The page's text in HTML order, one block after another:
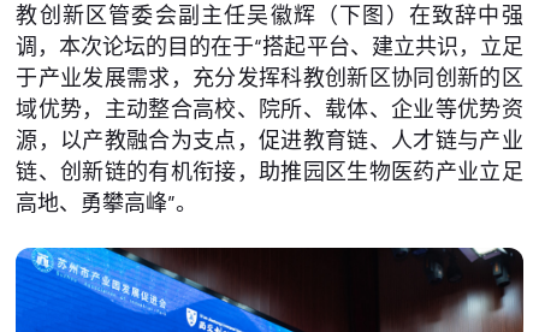
教创新区管委会副主任吴徽辉（下图）在致辞中强
调，本次论坛的目的在于“搭起平台、建立共识，立足
于产业发展需求，充分发挥科教创新区协同创新的区
域优势，主动整合高校、院所、载体、企业等优势资
源，以产教融合为支点，促进教育链、人才链与产业
链、创新链的有机衔接，助推园区生物医药产业立足
高地、勇攀高峰”。